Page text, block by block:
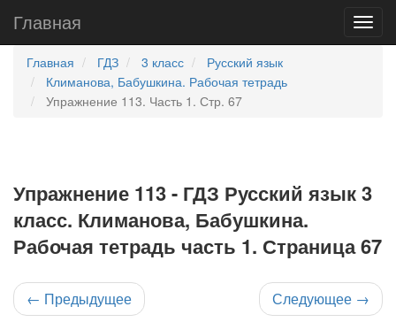
Главная
Главная ГДЗ 3 класс
Русский язык
Климанова, Бабушкина. Рабочая тетрадь
Упражнение 113. Часть 1. Стр. 67
Упражнение 113 - ГДЗ Русский язык 3
класс. Климанова, Бабушкина.
Рабочая тетрадь часть 1. Страница 67
← Предыдущее Следующее →